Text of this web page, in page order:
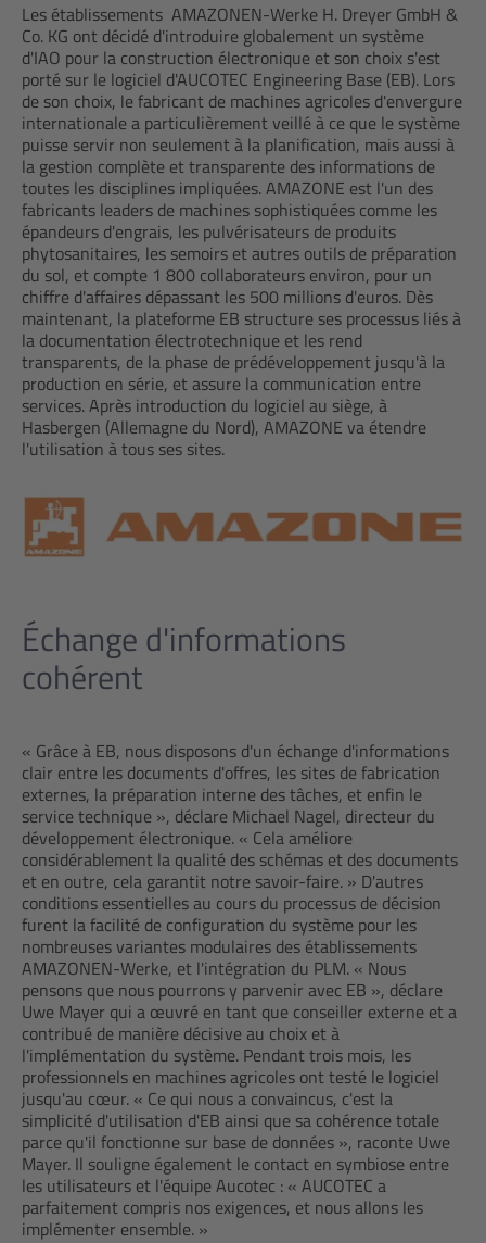
Les établissements AMAZONEN-Werke H. Dreyer GmbH &
Co. KG ont décidé d'introduire globalement un système
d'IAO pour la construction électronique et son choix s'est
porté sur le logiciel d'AUCOTEC Engineering Base (EB). Lors
de son choix, le fabricant de machines agricoles d'envergure
internationale a particulièrement veillé à ce que le système
puisse servir non seulement à la planification, mais aussi à
la gestion complète et transparente des informations de
toutes les disciplines impliquées. AMAZONE est l'un des
fabricants leaders de machines sophistiquées comme les
épandeurs d'engrais, les pulvérisateurs de produits
phytosanitaires, les semoirs et autres outils de préparation
du sol, et compte 1 800 collaborateurs environ, pour un
chiffre d'affaires dépassant les 500 millions d'euros. Dès
maintenant, la plateforme EB structure ses processus liés à
la documentation électrotechnique et les rend
transparents, de la phase de prédéveloppement jusqu'à la
production en série, et assure la communication entre
services. Après introduction du logiciel au siège, à
Hasbergen (Allemagne du Nord), AMAZONE va étendre
l'utilisation à tous ses sites.
Échange d'informations
cohérent
« Grâce à EB, nous disposons d'un échange d'informations
clair entre les documents d'offres, les sites de fabrication
externes, la préparation interne des tâches, et enfin le
service technique », déclare Michael Nagel, directeur du
développement électronique. « Cela améliore
considérablement la qualité des schémas et des documents
et en outre, cela garantit notre savoir-faire. » D'autres
conditions essentielles au cours du processus de décision
furent la facilité de configuration du système pour les
nombreuses variantes modulaires des établissements
AMAZONEN-Werke, et l'intégration du PLM. « Nous
pensons que nous pourrons y parvenir avec EB », déclare
Uwe Mayer qui a œuvré en tant que conseiller externe et a
contribué de manière décisive au choix et à
l'implémentation du système. Pendant trois mois, les
professionnels en machines agricoles ont testé le logiciel
jusqu'au cœur. « Ce qui nous a convaincus, c'est la
simplicité d'utilisation d'EB ainsi que sa cohérence totale
parce qu'il fonctionne sur base de données », raconte Uwe
Mayer. Il souligne également le contact en symbiose entre
les utilisateurs et l'équipe Aucotec : « AUCOTEC a
parfaitement compris nos exigences, et nous allons les
implémenter ensemble. »